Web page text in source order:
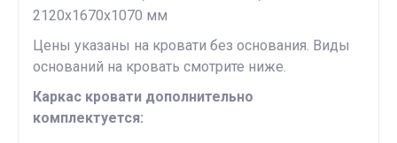
2120x1670x1070 мм
Цены указаны на кровати без основания. Виды
оснований на кровать смотрите ниже.
Каркас кровати дополнительно
комплектуется: